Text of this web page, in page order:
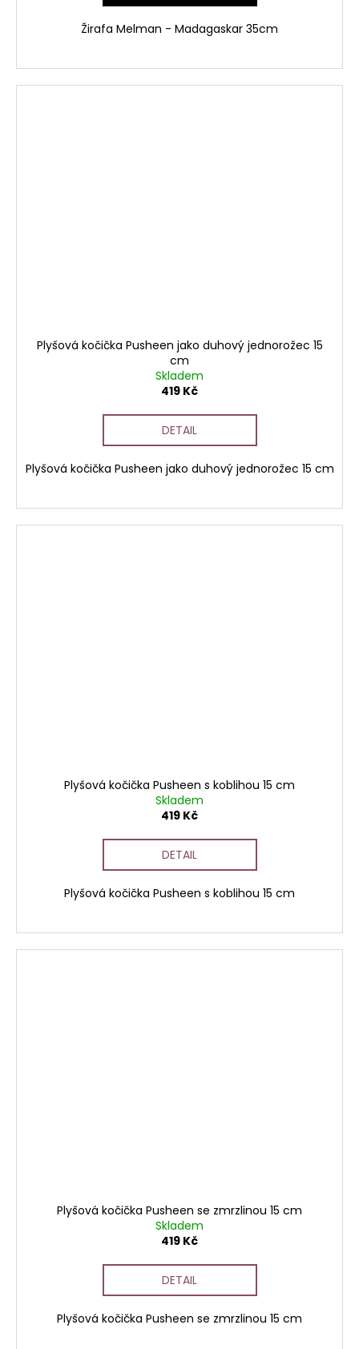
Žirafa Melman - Madagaskar 35cm
Plyšová kočička Pusheen jako duhový jednorožec 15
cm
Skladem
419 Kč
DETAIL
Plyšová kočička Pusheen jako duhový jednorožec 15 cm
Plyšová kočička Pusheen s koblihou 15 cm
Skladem
419 Kč
DETAIL
Plyšová kočička Pusheen s koblihou 15 cm
Plyšová kočička Pusheen se zmrzlinou 15 cm
Skladem
419 Kč
DETAIL
Plyšová kočička Pusheen se zmrzlinou 15 cm